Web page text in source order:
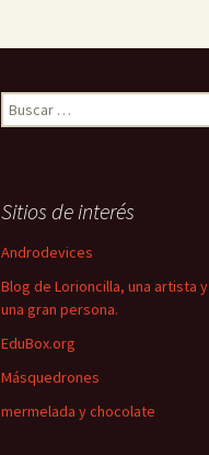
Buscar:
Sitios de interés
Androdevices
Blog de Lorioncilla, una artista y
una gran persona.
EduBox.org
Másquedrones
mermelada y chocolate